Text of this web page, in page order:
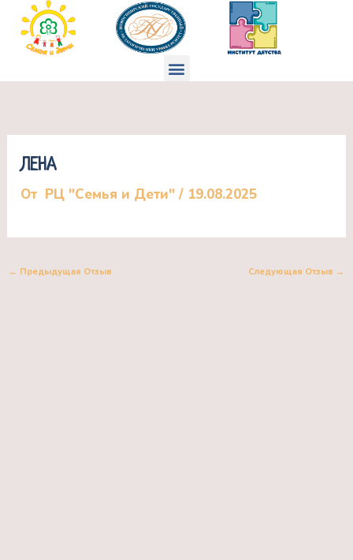
Перейти
содержимому
Меню
ЛЕНА
От РЦ "Семья и Дети"/ 19.08.2025
← Предыдущая Отзыв Следующая Отзыв →